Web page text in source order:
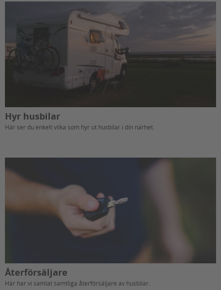
Hyr husbilar
Här ser du enkelt vilka som hyr ut husbilar i din närhet.
Återförsäljare
Här har vi samlat samtliga återförsäljare av husbilar.